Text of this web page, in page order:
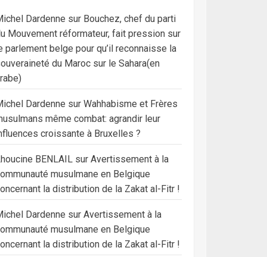
Dardenne sur Bouchez, chef du parti
Mouvement réformateur, fait pression sur
parlement belge pour qu’il reconnaisse la
du Maroc sur le Sahara(en
Dardenne sur Wahhabisme et Frères
même combat: agrandir leur
croissante à Bruxelles ?
BENLAILsur Avertissement à la
musulmane en Belgique
la distribution de la Zakat al-Fitr !
Dardenne sur Avertissement à la
musulmane en Belgique
la distribution de la Zakat al-Fitr !